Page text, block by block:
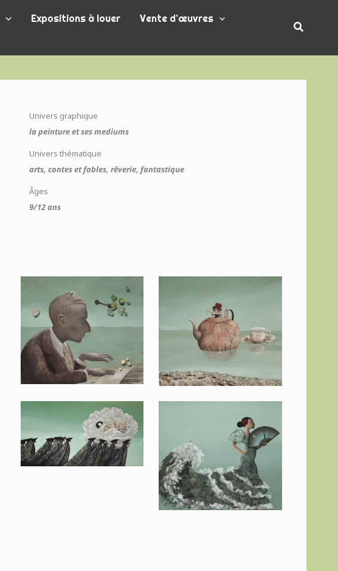
Expositions à louer
Vente d’œuvres
Univers graphique
la peinture et ses mediums
Univers thématique
arts, contes et fables, rêverie, fantastique
Âges
9/12 ans